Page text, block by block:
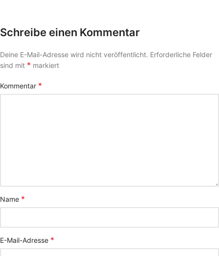
Schreibe einen Kommentar
Deine E-Mail-Adresse wird nicht veröffentlicht. Erforderliche Felder
sind mit * markiert
Kommentar *
Name *
E-Mail-Adresse *